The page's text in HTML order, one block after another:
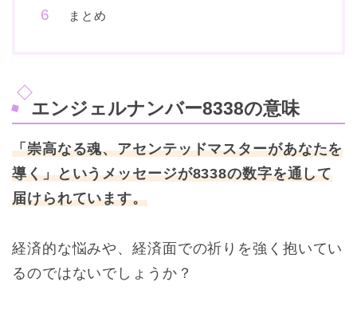
まとめ
エンジェルナンバー8338の意味
「崇高なる魂、アセンテッドマスターがあなたを
導く」というメッセージが8338の数字を通して
届けられています。
経済的な悩みや、経済面での祈りを強く抱いてい
るのではないでしょうか？